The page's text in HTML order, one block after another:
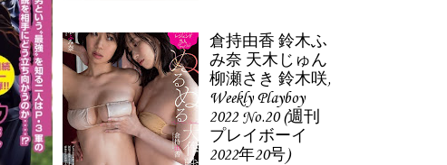
倉持由香 鈴木ふ
み奈 天木じゅん
柳瀬さき 鈴木咲,
Weekly Playboy
2022 No.20 (週刊
プレイボーイ
2022年20号)